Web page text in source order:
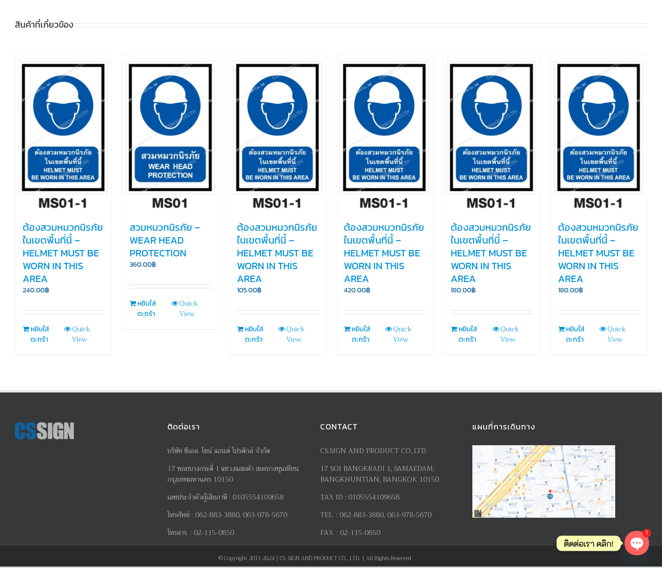
สินค้าที่เกี่ยวข้อง
ต้องสวมหมวกนิรภัย
ในเขตพื้นที่นี้ –
HELMET MUST BE
WORN IN THIS
AREA
240.00฿
หยิบใส่
ตะกร้า
Quick
View
สวมหมวกนิรภัย –
WEAR HEAD
PROTECTION
360.00฿
หยิบใส่
ตะกร้า
Quick
View
ต้องสวมหมวกนิรภัย
ในเขตพื้นที่นี้ –
HELMET MUST BE
WORN IN THIS
AREA
105.00฿
หยิบใส่
ตะกร้า
Quick
View
ต้องสวมหมวกนิรภัย
ในเขตพื้นที่นี้ –
HELMET MUST BE
WORN IN THIS
AREA
420.00฿
หยิบใส่
ตะกร้า
Quick
View
ต้องสวมหมวกนิรภัย
ในเขตพื้นที่นี้ –
HELMET MUST BE
WORN IN THIS
AREA
180.00฿
หยิบใส่
ตะกร้า
Quick
View
ต้องสวมหมวกนิรภัย
ในเขตพื้นที่นี้ –
HELMET MUST BE
WORN IN THIS
AREA
180.00฿
หยิบใส่
ตะกร้า
Quick
View
ติดต่อเรา
บริษัท ซีเอส. ไซน์ แอนด์ โปรดักส์ จำกัด
17ซอยบางกระดี่ 1 แขวงแสมดำ เขตบางขุนเทียน
กรุงเทพมหานคร 10150
เลขประจำตัวผู้เสียภาษี :0105554109658
โทรศัพท์:062-883-3880, 063-978-5670
โทรสาร. :02-115-0850
CONTACT
CS.SIGN AND PRODUCT CO.,LTD.
17 SOI BANGKRADI 1, SAMAEDAM,
BANGKHUNTIAN, BANGKOK 10150
TAX ID :0105554109658
TEL. :062-883-3880, 063-978-5670
FAX. :02-115-0850
แผนที่การเดินทาง
© Copyright 2011-2024 | CS. SIGN AND PRODUCT CO., LTD. | All Rights Reserved
ติดต่อเรา คลิก!
1